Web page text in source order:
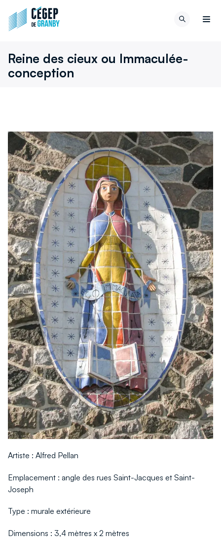
Aller au contenu
d'accueil
du
Reine des cieux ou Immaculée-
conception
Artiste : Alfred Pellan
Emplacement : angle des rues Saint-Jacques et Saint-
Joseph
Type : murale extérieure
Dimensions : 3,4 mètres x 2 mètres